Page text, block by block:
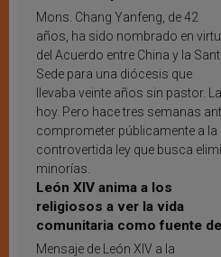
Mons. Chang Yanfeng, de 42
años, ha sido nombrado en
del Acuerdo entre China y la
Sede para una diócesis que
llevaba veinte años sin pastor.
hoy. Pero hace tres semanas
comprometer públicamente a la
controvertida ley que busca
minorías.
León XIV anima a los
religiosos a ver la vida
comunitaria como fuente de
inspiración y santificación
Mensaje de León XIV a la